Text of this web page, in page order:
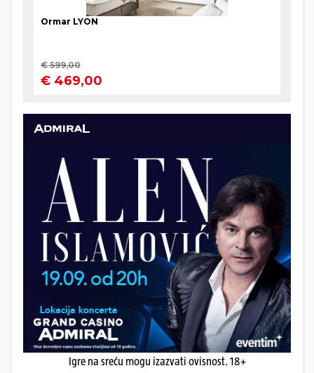
Igre na sreću mogu izazvati ovisnost. 18+